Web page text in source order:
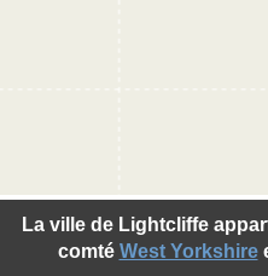
La ville de Lightcliffe
comté West Yorkshire